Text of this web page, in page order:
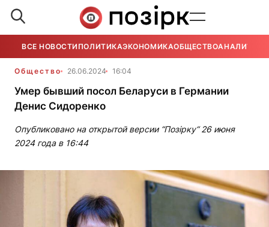
ВСЕ НОВОСТИ ПОЛИТИКАЭКОНОМИКАОБЩЕСТВОАНАЛИТИКА
Общество 26.06.2024 16:04
Умер бывший посол Беларуси в Германии
Денис Сидоренко
Опубликовано на открытой версии “Позірку“ 26 июня
2024 года в 16:44